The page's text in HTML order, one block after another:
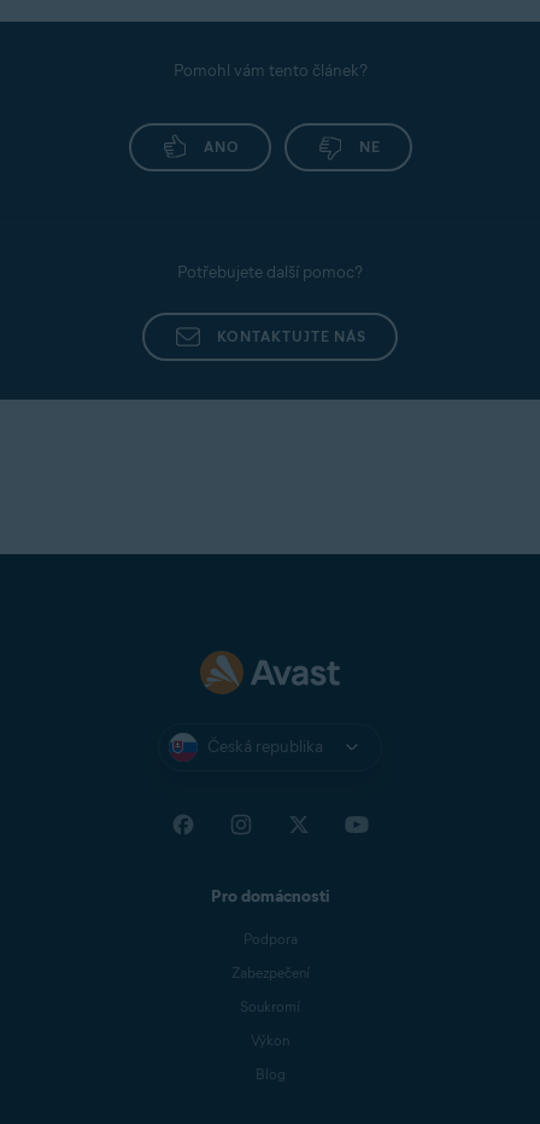
Pomohl vám tento článek?
ANO NE
Potřebujete další pomoc?
KONTAKTUJTE NÁS
Česká republika
Pro domácnosti
Podpora
Zabezpečení
Soukromí
Výkon
Blog